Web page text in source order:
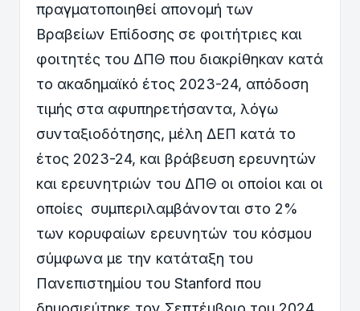
πραγματοποιηθεί απονομή των
Βραβείων Επίδοσης σε φοιτήτριες και
φοιτητές του ΔΠΘ που διακρίθηκαν κατά
το ακαδημαϊκό έτος 2023-24, απόδοση
τιμής στα αφυπηρετήσαντα, λόγω
συνταξιοδότησης, μέλη ΔΕΠ κατά το
έτος 2023-24, και βράβευση ερευνητών
και ερευνητριών του ΔΠΘ οι οποίοι και οι
οποίες συμπεριλαμβάνονται στο 2%
των κορυφαίων ερευνητών του κόσμου
σύμφωνα με την κατάταξη του
Πανεπιστημίου του Stanford που